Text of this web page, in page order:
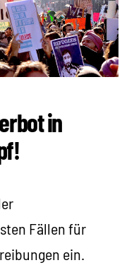
in
Fällen für
ein.